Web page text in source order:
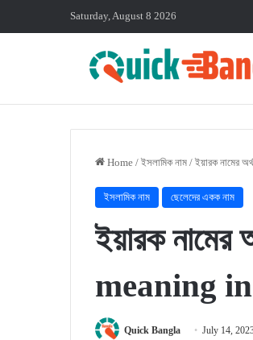
Saturday, August 8 2026
Home / ইসলামিক নাম / ইয়ারক নামের
ইসলামিক নাম ছেলেদের একক নাম
ইয়ারক
meaning
Quick Bangla July 14,